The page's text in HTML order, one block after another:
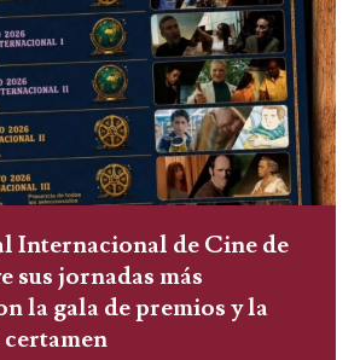
Internacional de Cine de
sus jornadas más
la gala de premios y la